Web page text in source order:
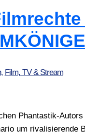
, Film, TV & Stream
Phan­tas­tik-Autors
um riva­li­sie­ren­de